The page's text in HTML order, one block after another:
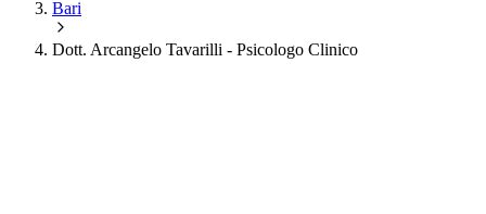
Bari
Dott. Arcangelo Tavarilli - Psicologo Clinico